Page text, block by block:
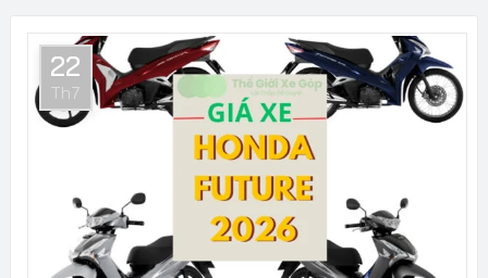
22
Th7